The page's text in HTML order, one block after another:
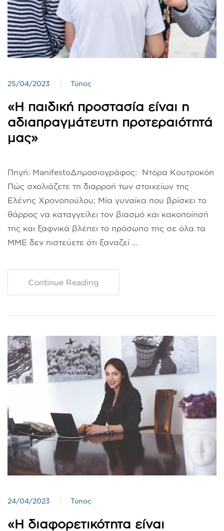
25/04/2023 Τύπος
«Η παιδική προστασία είναι η
αδιαπραγμάτευτη προτεραιότητά
μας»
Πηγή: ManifestoΔημοσιογράφος: Ντόρα Κουτροκόη
Πώς σχολιάζετε τη διαρροή των στοιχείων της
Ελένης Χρονοπούλου; Μία γυναίκα που βρίσκει το
θάρρος να καταγγείλει τον βιασμό και κακοποίησή
της και ξαφνικά βλέπει το πρόσωπο της σε όλα τα
ΜΜΕ δεν πιστεύετε ότι ξαναζεί …
Continue Reading
24/04/2023 Τύπος
«Η διαφορετικότητα είναι